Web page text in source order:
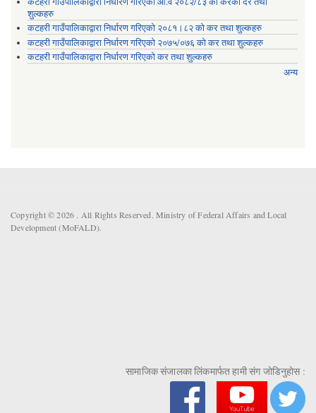
शुल्कहरु
कटहरी गाउँपालिकाद्वारा निर्धारण गरिएको २०८१।८२ को कर तथा शुल्कहरु
कटहरी गाउँपालिकाद्वारा निर्धारण गरिएको २०७५/०७६ को कर तथा शुल्कहरु
कटहरी गाउँपालिकाद्वारा निर्धारण गरिएको कर तथा शुल्कहरु
अन्य
Copyright © 2026 . All Rights Reserved. Ministry of Federal Affairs and Local
Development (MoFALD).
सामाजिक संजालका लिंकमार्फत हामी संग जोडिनुहोस :